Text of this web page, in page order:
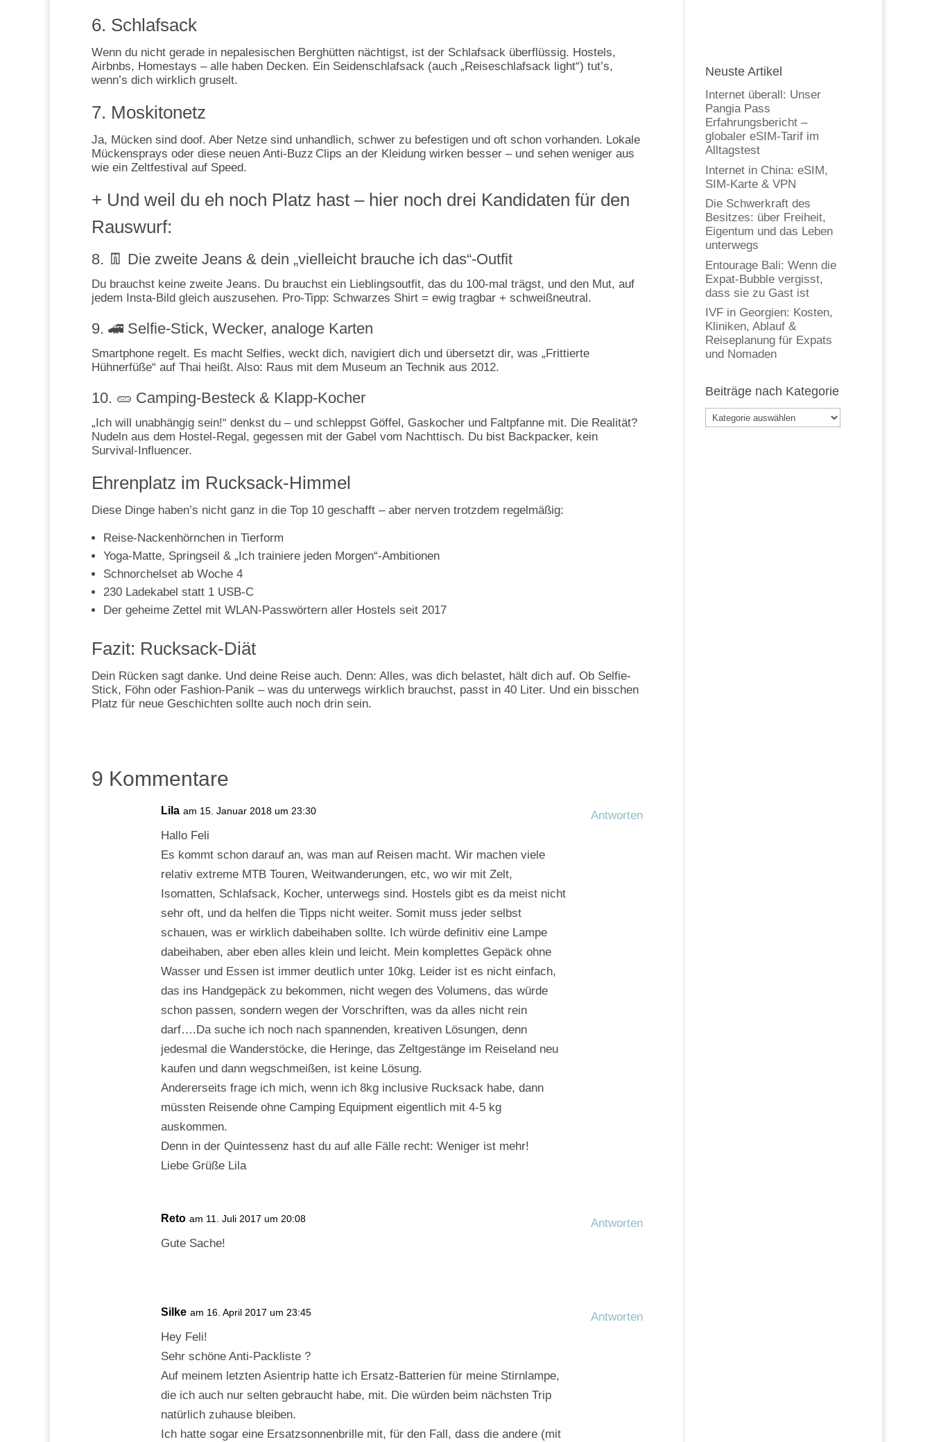
6. Schlafsack
Wenn du nicht gerade in nepalesischen Berghütten nächtigst, ist der Schlafsack überflüssig. Hostels,
Airbnbs, Homestays – alle haben Decken. Ein Seidenschlafsack (auch „Reiseschlafsack light“) tut’s,
wenn’s dich wirklich gruselt.
7. Moskitonetz
Ja, Mücken sind doof. Aber Netze sind unhandlich, schwer zu befestigen und oft schon vorhanden. Lokale
Mückensprays oder diese neuen Anti-Buzz Clips an der Kleidung wirken besser – und sehen weniger aus
wie ein Zeltfestival auf Speed.
+ Und weil du eh noch Platz hast – hier noch drei Kandidaten für den
Rauswurf:
8. 👖 Die zweite Jeans & dein „vielleicht brauche ich das“-Outfit
Du brauchst keine zweite Jeans. Du brauchst ein Lieblingsoutfit, das du 100-mal trägst, und den Mut, auf
jedem Insta-Bild gleich auszusehen. Pro-Tipp: Schwarzes Shirt = ewig tragbar + schweißneutral.
9. 🚄 Selfie-Stick, Wecker, analoge Karten
Smartphone regelt. Es macht Selfies, weckt dich, navigiert dich und übersetzt dir, was „Frittierte
Hühnerfüße“ auf Thai heißt. Also: Raus mit dem Museum an Technik aus 2012.
10. 🥒 Camping-Besteck & Klapp-Kocher
„Ich will unabhängig sein!“ denkst du – und schleppst Göffel, Gaskocher und Faltpfanne mit. Die Realität?
Nudeln aus dem Hostel-Regal, gegessen mit der Gabel vom Nachttisch. Du bist Backpacker, kein
Survival-Influencer.
Ehrenplatz im Rucksack-Himmel
Diese Dinge haben’s nicht ganz in die Top 10 geschafft – aber nerven trotzdem regelmäßig:
Reise-Nackenhörnchen in Tierform
Yoga-Matte, Springseil & „Ich trainiere jeden Morgen“-Ambitionen
Schnorchelset ab Woche 4
230 Ladekabel statt 1 USB-C
Der geheime Zettel mit WLAN-Passwörtern aller Hostels seit 2017
Fazit: Rucksack-Diät
Dein Rücken sagt danke. Und deine Reise auch. Denn: Alles, was dich belastet, hält dich auf. Ob Selfie-
Stick, Föhn oder Fashion-Panik – was du unterwegs wirklich brauchst, passt in 40 Liter. Und ein bisschen
Platz für neue Geschichten sollte auch noch drin sein.
9 Kommentare
Lila am 15. Januar 2018 um 23:30
Hallo Feli
Es kommt schon darauf an, was man auf Reisen macht. Wir machen viele
relativ extreme MTB Touren, Weitwanderungen, etc, wo wir mit Zelt,
Isomatten, Schlafsack, Kocher, unterwegs sind. Hostels gibt es da meist nicht
sehr oft, und da helfen die Tipps nicht weiter. Somit muss jeder selbst
schauen, was er wirklich dabeihaben sollte. Ich würde definitiv eine Lampe
dabeihaben, aber eben alles klein und leicht. Mein komplettes Gepäck ohne
Wasser und Essen ist immer deutlich unter 10kg. Leider ist es nicht einfach,
das ins Handgepäck zu bekommen, nicht wegen des Volumens, das würde
schon passen, sondern wegen der Vorschriften, was da alles nicht rein
darf….Da suche ich noch nach spannenden, kreativen Lösungen, denn
jedesmal die Wanderstöcke, die Heringe, das Zeltgestänge im Reiseland neu
kaufen und dann wegschmeißen, ist keine Lösung.
Andererseits frage ich mich, wenn ich 8kg inclusive Rucksack habe, dann
müssten Reisende ohne Camping Equipment eigentlich mit 4-5 kg
auskommen.
Denn in der Quintessenz hast du auf alle Fälle recht: Weniger ist mehr!
Liebe Grüße Lila
Antworten
Reto am 11. Juli 2017 um 20:08
Gute Sache!
Antworten
Silke am 16. April 2017 um 23:45
Hey Feli!
Sehr schöne Anti-Packliste ?
Auf meinem letzten Asientrip hatte ich Ersatz-Batterien für meine Stirnlampe,
die ich auch nur selten gebraucht habe, mit. Die würden beim nächsten Trip
natürlich zuhause bleiben.
Ich hatte sogar eine Ersatzsonnenbrille mit, für den Fall, dass die andere (mit
Antworten
Neuste Artikel
Internet überall: Unser
Pangia Pass
Erfahrungsbericht –
globaler eSIM-Tarif im
Alltagstest
Internet in China: eSIM,
SIM-Karte & VPN
Die Schwerkraft des
Besitzes: über Freiheit,
Eigentum und das Leben
unterwegs
Entourage Bali: Wenn die
Expat-Bubble vergisst,
dass sie zu Gast ist
IVF in Georgien: Kosten,
Kliniken, Ablauf &
Reiseplanung für Expats
und Nomaden
Beiträge nach Kategorie
Beiträge
nach